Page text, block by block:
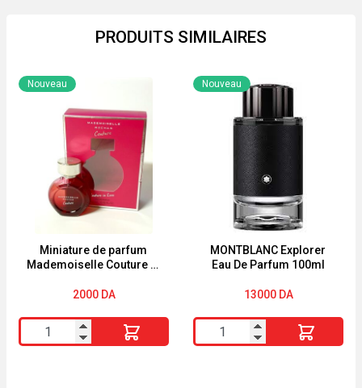
PRODUITS SIMILAIRES
Miniature de parfum
Mademoiselle Couture in
Nouveau
2000 DA
quantité
de
MONTBLANC Explorer
Eau De Parfum 100ml
Nouveau
13000 DA
quantité
de